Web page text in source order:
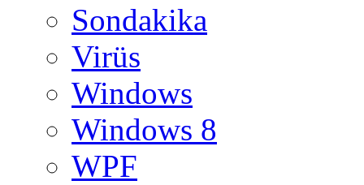
Sondakika
Virüs
Windows
Windows 8
WPF